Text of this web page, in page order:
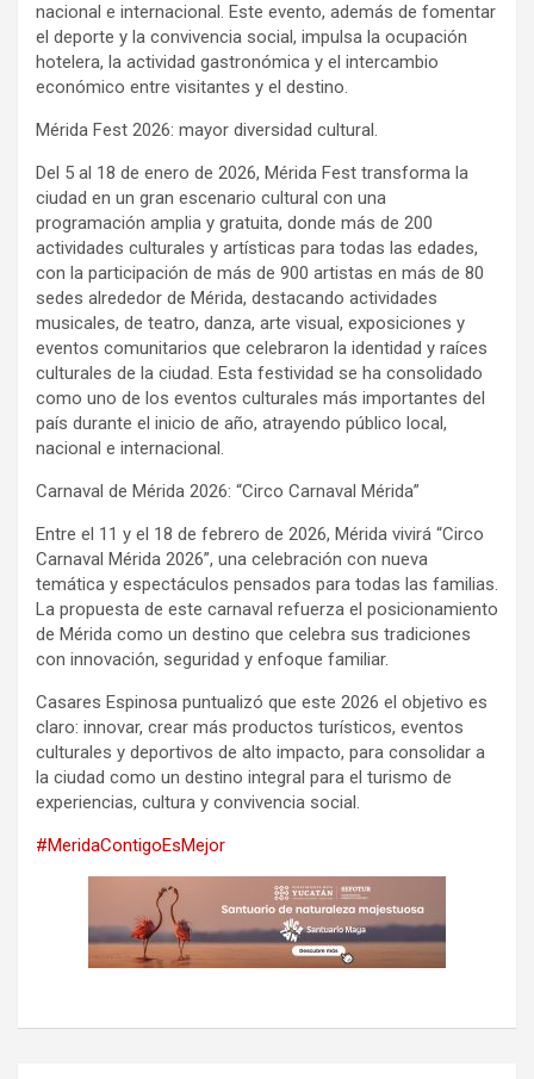
nacional e internacional. Este evento, además de fomentar
el deporte y la convivencia social, impulsa la ocupación
hotelera, la actividad gastronómica y el intercambio
económico entre visitantes y el destino.
Mérida Fest 2026: mayor diversidad cultural.
Del 5 al 18 de enero de 2026, Mérida Fest transforma la
ciudad en un gran escenario cultural con una
programación amplia y gratuita, donde más de 200
actividades culturales y artísticas para todas las edades,
con la participación de más de 900 artistas en más de 80
sedes alrededor de Mérida, destacando actividades
musicales, de teatro, danza, arte visual, exposiciones y
eventos comunitarios que celebraron la identidad y raíces
culturales de la ciudad. Esta festividad se ha consolidado
como uno de los eventos culturales más importantes del
país durante el inicio de año, atrayendo público local,
nacional e internacional.
Carnaval de Mérida 2026: “Circo Carnaval Mérida”
Entre el 11 y el 18 de febrero de 2026, Mérida vivirá “Circo
Carnaval Mérida 2026”, una celebración con nueva
temática y espectáculos pensados para todas las familias.
La propuesta de este carnaval refuerza el posicionamiento
de Mérida como un destino que celebra sus tradiciones
con innovación, seguridad y enfoque familiar.
Casares Espinosa puntualizó que este 2026 el objetivo es
claro: innovar, crear más productos turísticos, eventos
culturales y deportivos de alto impacto, para consolidar a
la ciudad como un destino integral para el turismo de
experiencias, cultura y convivencia social.
#MeridaContigoEsMejor